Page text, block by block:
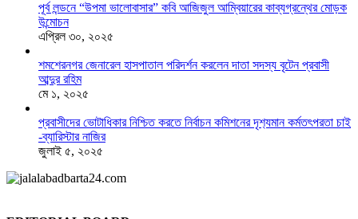
পূর্ব লন্ডনে “উপমা ভালোবাসার” কবি আজিজুল আম্বিয়ারের কাব্যগ্রন্থের মোড়ক
উন্মোচন
এপ্রিল ৩০, ২০২৫
শমশেরনগর জেনারেল হাসপাতাল পরিদর্শন করলেন দাতা সদস্য বৃটেন প্রবাসী
আব্দুর রহিম
মে ১, ২০২৫
প্রবাসীদের ভোটাধিকার নিশ্চিত করতে নির্বাচন কমিশনের দৃশ‍্যমান কর্মতৎপরতা চাই
-ব্যারিস্টার নাজির
জুলাই ৫, ২০২৫